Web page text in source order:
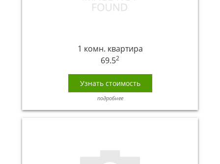
1 комн. квартира
69.52
Узнать стоимость
подробнее